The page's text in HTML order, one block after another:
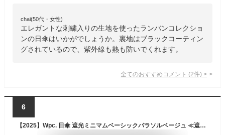
chai(50代・女性)
エレガントな刺繍入りの生地を使ったランバンコレクショ
ンの日傘はいかがでしょうか。裏地はブラックコーティン
グされているので、紫外線も熱も防いでくれます。
全てのおすすめコメント (2件) >
6
【2025】Wpc. 日傘 遮光ミニマムベーシックパラソルベージュ ≪遮光率100%/UVカット率100%/・UPF50＋/遮熱/晴雨兼用≫ 折りたたみ傘 親骨55cm 通勤 通学 シンプル レディース メンズ 内側黒色 801-18162-102